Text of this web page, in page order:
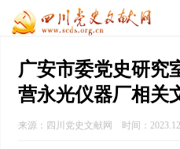
广安市委党史研究
营永光仪器厂相关
来源：四川党史文献网 时间：